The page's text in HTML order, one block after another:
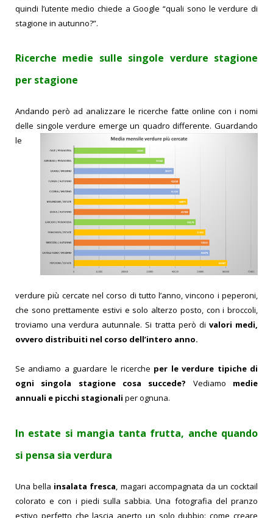
quindi l’utente medio chiede a Google “quali sono le verdure di
stagione in autunno?”.
Ricerche medie sulle singole verdure stagione
per stagione
Andando però ad analizzare le ricerche fatte online con i nomi
delle singole verdure emerge un quadro differente. Guardando
le
verdure più cercate nel corso di tutto l’anno, vincono i peperoni,
che sono prettamente estivi e solo alterzo posto, con i broccoli,
troviamo una verdura autunnale. Si tratta però di valori medi,
ovvero distribuiti nel corso dell’intero anno.
Se andiamo a guardare le ricerche per le verdure tipiche di
ogni singola stagione cosa succede? Vediamo medie
annuali e picchi stagionali per ognuna.
In estate si mangia tanta frutta, anche quando
si pensa sia verdura
Una bella insalata fresca, magari accompagnata da un cocktail
colorato e con i piedi sulla sabbia. Una fotografia del pranzo
estivo perfetto che lascia aperto un solo dubbio: come creare